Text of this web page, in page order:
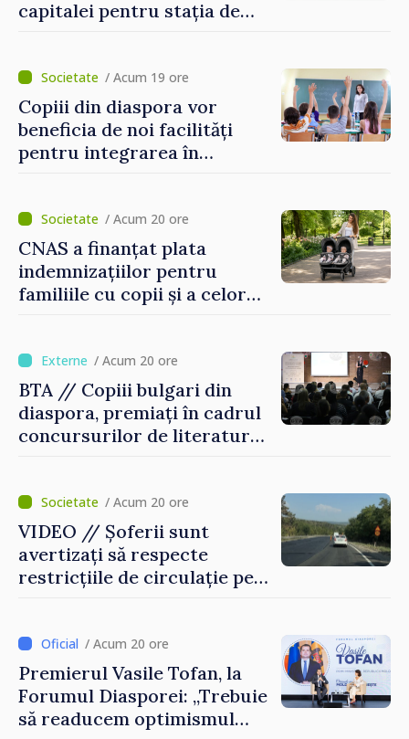
capitalei pentru stația de
puse în funcțiune
/ Acum 19 ore
Copiii din diaspora vor
beneficia de noi facilități
pentru integrarea în
/ Acum 20 ore
CNAS a finanțat plata
indemnizațiilor pentru
familiile cu copii și a celor
/ Acum 20 ore
BTA // Copiii bulgari din
diaspora, premiați în cadrul
concursurilor de literatură,
Bulgarii din Străinătate
/ Acum 20 ore
VIDEO // Șoferii sunt
avertizați să respecte
restricțiile de circulație pe
reparație/ Acum 20 ore
Premierul Vasile Tofan, la
Forumul Diasporei: „Trebuie
să readucem optimismul